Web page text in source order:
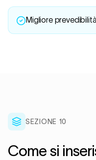
Migliore
SEZIONE 10
Come si